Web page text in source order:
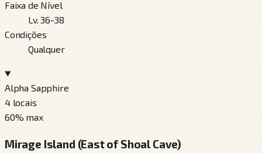
Faixa de Nível
Lv. 36-38
Condições
Qualquer
Alpha Sapphire
4 locais
60% max
Mirage Island (East of Shoal Cave)